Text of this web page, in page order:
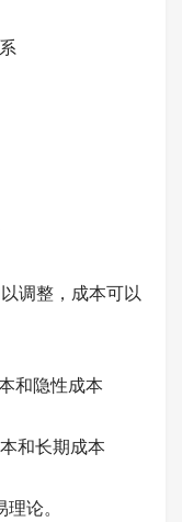
调整，成本可以
和隐性成本
和长期成本
论。